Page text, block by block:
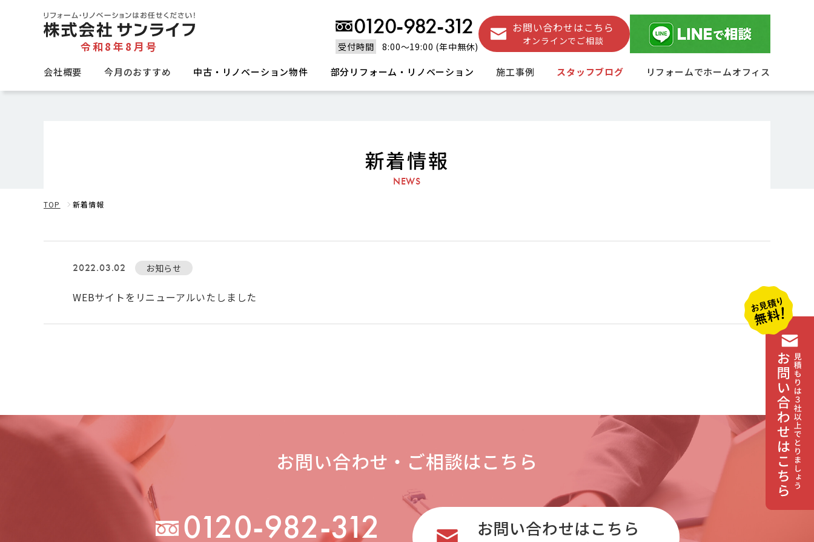
令和8年8月号
0120-982-312
受付時間 8:00～19:00 (年中無休)
お問い合わせはこちら
オンラインでご相談
会社概要 今月のおすすめ 中古・リノベーション物件 部分リフォーム・リノベーション 施工事例 スタッフブログ リフォームでホームオフィス
新着情報
NEWS
TOP 新着情報
2022.03.02 お知らせ
WEBサイトをリニューアルいたしました
お問い合わせ・ ご相談はこちら
0120-982-312 お問い合わせはこちら